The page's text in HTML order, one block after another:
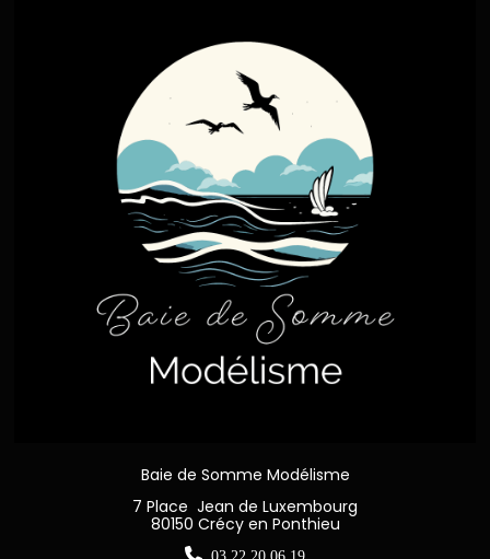
Baie de Somme Modélisme
7 Place Jean de Luxembourg
80150 Crécy en Ponthieu
